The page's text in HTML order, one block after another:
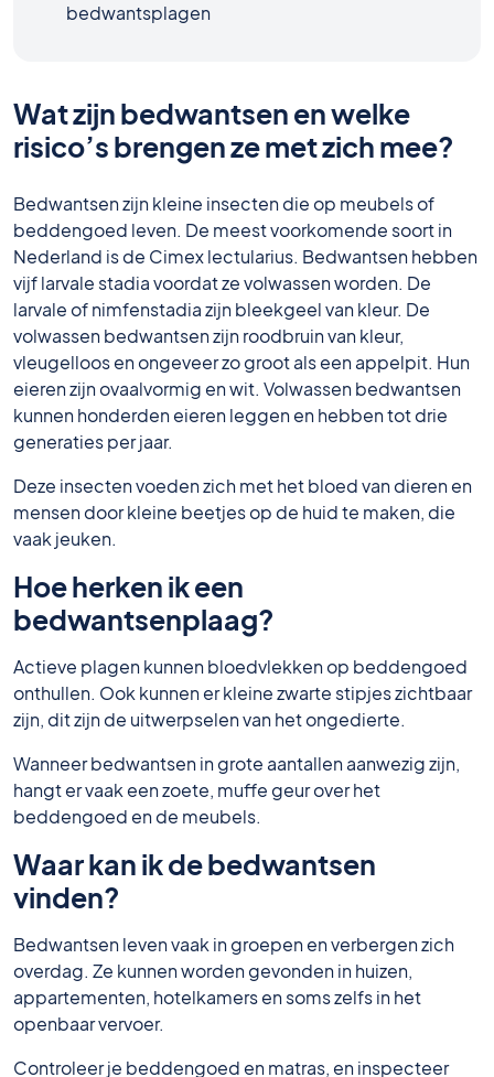
bedwantsplagen
Wat zijn bedwantsen en welke
risico’s brengen ze met zich mee?
Bedwantsen zijn kleine insecten die op meubels of
beddengoed leven. De meest voorkomende soort in
Nederland is de Cimex lectularius. Bedwantsen hebben
vijf larvale stadia voordat ze volwassen worden. De
larvale of nimfenstadia zijn bleekgeel van kleur. De
volwassen bedwantsen zijn roodbruin van kleur,
vleugelloos en ongeveer zo groot als een appelpit. Hun
eieren zijn ovaalvormig en wit. Volwassen bedwantsen
kunnen honderden eieren leggen en hebben tot drie
generaties per jaar.
Deze insecten voeden zich met het bloed van dieren en
mensen door kleine beetjes op de huid te maken, die
vaak jeuken.
Hoe herken ik een
bedwantsenplaag?
Actieve plagen kunnen bloedvlekken op beddengoed
onthullen. Ook kunnen er kleine zwarte stipjes zichtbaar
zijn, dit zijn de uitwerpselen van het ongedierte.
Wanneer bedwantsen in grote aantallen aanwezig zijn,
hangt er vaak een zoete, muffe geur over het
beddengoed en de meubels.
Waar kan ik de bedwantsen
vinden?
Bedwantsen leven vaak in groepen en verbergen zich
overdag. Ze kunnen worden gevonden in huizen,
appartementen, hotelkamers en soms zelfs in het
openbaar vervoer.
Controleer je beddengoed en matras, en inspecteer